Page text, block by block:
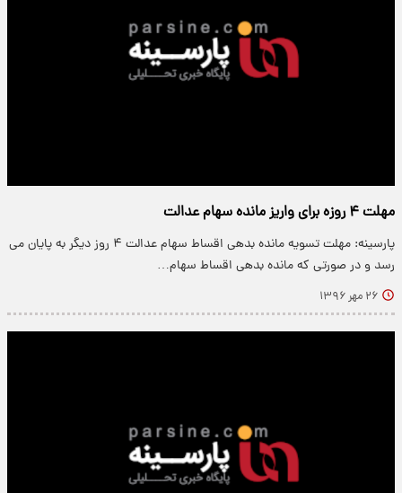
مهلت ۴ روزه برای واریز مانده سهام عدالت
پارسینه: مهلت تسویه مانده بدهی اقساط سهام عدالت ۴ روز دیگر به پایان می
رسد و در صورتی که مانده بدهی اقساط سهام…
۲۶ مهر ۱۳۹۶